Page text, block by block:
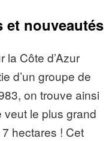
nouveautés
Côte d’Azur
d’un groupe de
on trouve ainsi
veut le plus grand
hectares ! Cet